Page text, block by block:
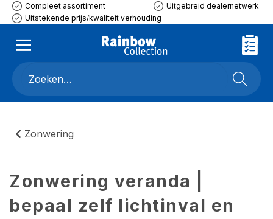
Compleet assortiment
Uitgebreid dealernetwerk
Uitstekende prijs/kwaliteit verhouding
Zonwering
Zonwering veranda |
bepaal zelf lichtinval en